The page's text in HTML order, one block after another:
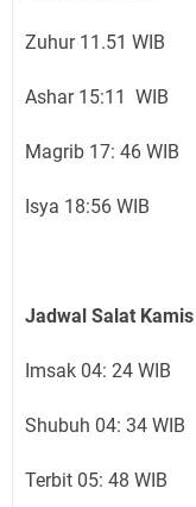
Zuhur 11.51 WIB
Ashar 15:11 WIB
Magrib 17: 46 WIB
Isya 18:56 WIB
Jadwal Salat Kamis
Imsak 04: 24 WIB
Shubuh 04: 34 WIB
Terbit 05: 48 WIB